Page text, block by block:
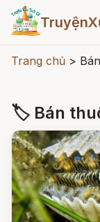
Trang chủ >
🏷 Bán